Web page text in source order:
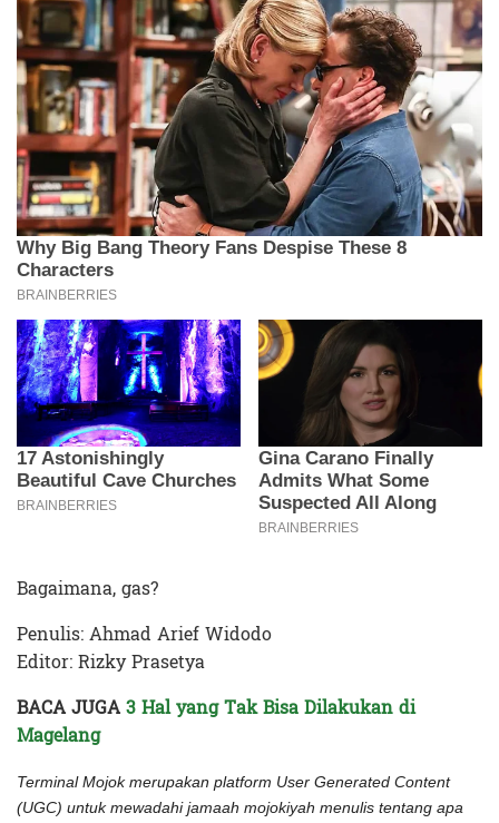
Bagaimana, gas?
Penulis: Ahmad Arief Widodo
Editor: Rizky Prasetya
BACA JUGA3 Hal yang Tak Bisa Dilakukan di
Magelang
Terminal Mojok merupakan platform User Generated Content
(UGC) untuk mewadahi jamaah mojokiyah menulis tentang apa